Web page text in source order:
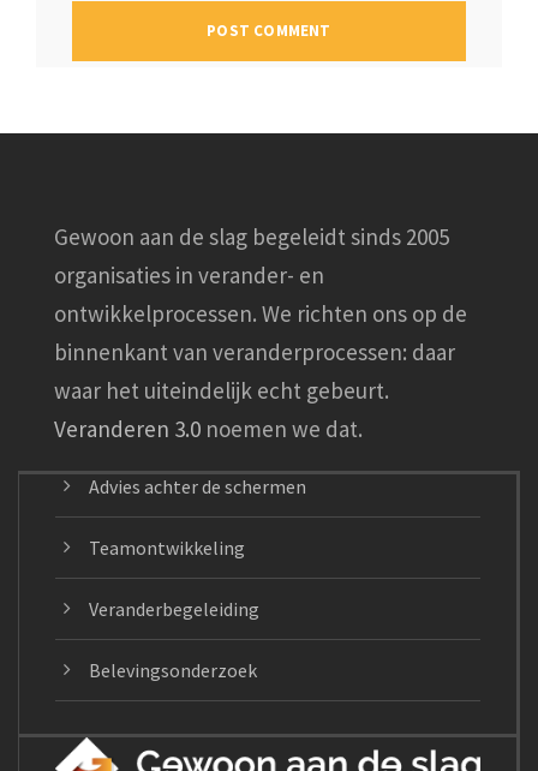
Gewoon aan de slag begeleidt sinds 2005
organisaties in verander- en
ontwikkelprocessen. We richten ons op de
binnenkant van veranderprocessen: daar
waar het uiteindelijk echt gebeurt.
Veranderen 3.0 noemen we dat.
Advies achter de schermen
Teamontwikkeling
Veranderbegeleiding
Belevingsonderzoek